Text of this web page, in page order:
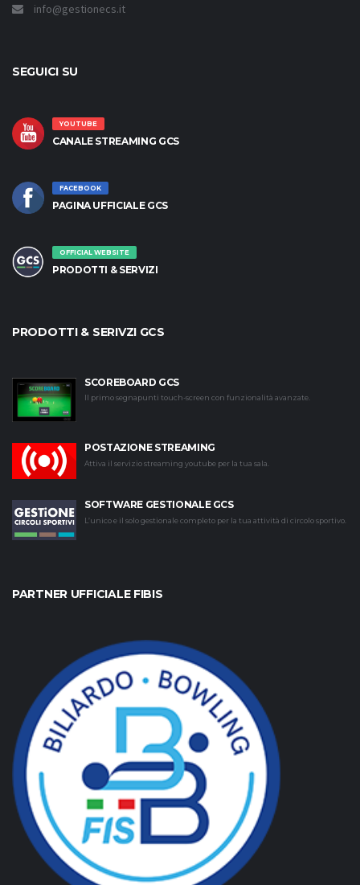
info@gestionecs.it
SEGUICI SU
YOUTUBE
CANALE STREAMING GCS
FACEBOOK
PAGINA UFFICIALE GCS
OFFICIAL WEBSITE
PRODOTTI & SERVIZI
PRODOTTI & SERIVZI GCS
SCOREBOARD GCS
Il primo segnapunti touch-screen con funzionalità avanzate.
POSTAZIONE STREAMING
Attiva il servizio streaming youtube per la tua sala.
SOFTWARE GESTIONALE GCS
L’unico e il solo gestionale completo per la tua attività di circolo sportivo.
PARTNER UFFICIALE FIBIS